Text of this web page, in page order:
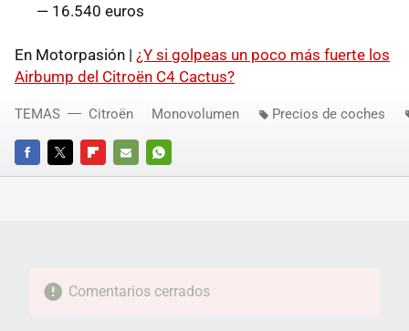
— 16.540 euros
En Motorpasión | ¿Y si golpeas un poco más fuerte los
Airbump del Citroën C4 Cactus?
FACEBOOKTWITTERFLIPBOARD
E-
WHATSAPP
TEMAS Citroën Monovolumen Precios de coches
Comentarios cerrados